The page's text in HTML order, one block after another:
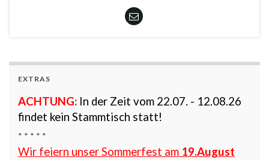
EXTRAS
ACHTUNG: In der Zeit vom 22.07. - 12.08.26
findet kein Stammtisch statt!
* * * * *
Wir feiern unser Sommerfest am 19.August